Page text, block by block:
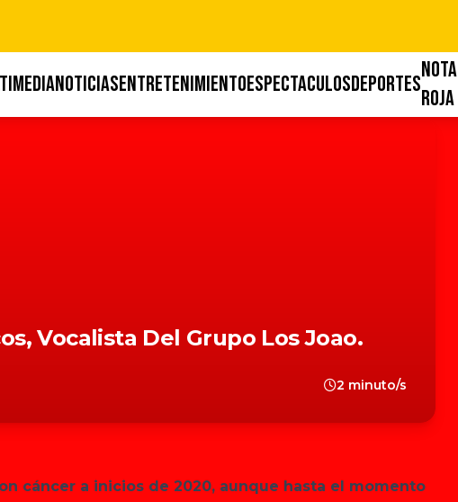
NOTICIASENTRETENIMIENTOESPECTACULOSDEPORTES
NOTA
ROJA
Vocalista Del Grupo Los Joao.
2 minuto/s
cáncer a inicios de 2020, aunque hasta el momento